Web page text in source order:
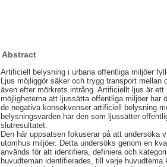
Abstract
Artificiell belysning i urbana offentliga miljöer
Ljus möjliggör säker och trygg transport
även efter mörkrets intrång. Artificiellt ljus är
möjligheterna att ljussätta offentliga miljöer har
de negativa konsekvenser artificiell belysning
belysningsvärden har den som ljussätter
slutresultatet.
Den här uppsatsen fokuserar på att
utomhus miljöer. Detta undersöks genom en
används för att identifiera, definiera och
huvudteman identifierades, till varje